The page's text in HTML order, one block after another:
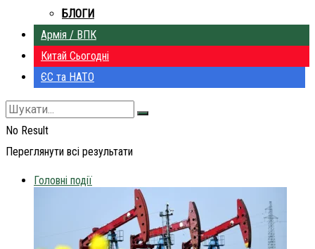
БЛОГИ
Армія / ВПК
Китай Сьогодні
ЄС та НАТО
No Result
Переглянути всі результати
Головні події